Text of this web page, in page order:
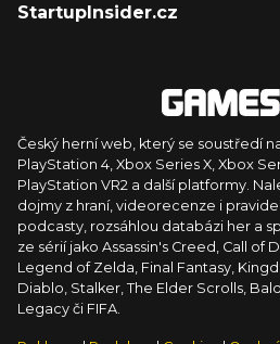
StartupInsider.cz
Český herní web, který se soustředí
PlayStation 4, Xbox Series X, Xbox
PlayStation VR2 a další platformy.
dojmy z hraní, videorecenze i
podcasty, rozsáhlou databázi her a
ze sérií jako Assassin's Creed, Call of
Legend of Zelda, Final Fantasy,
Diablo, Stalker, The Elder Scrolls,
Legacy či FIFA.